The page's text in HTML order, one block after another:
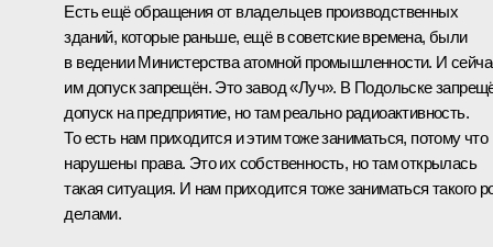
Есть ещё обращения от владельцев производственных
зданий, которые раньше, ещё в советские времена, были
в ведении Министерства атомной промышленности. И
им допуск запрещён. Это завод «Луч». В Подольске
допуск на предприятие, но там реально радиоактивность.
То есть нам приходится и этим тоже заниматься, потому что
нарушены права. Это их собственность, но там открылась
такая ситуация. И нам приходится тоже заниматься такого
делами.